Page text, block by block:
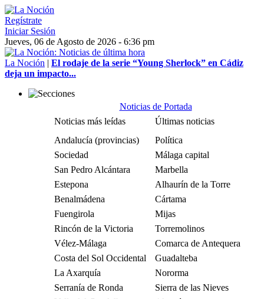
Regístrate
Iniciar Sesión
Jueves, 06 de Agosto de 2026 - 6:36 pm
La Noción | El rodaje de la serie “Young Sherlock” en Cádiz
deja un impacto...
Noticias de Portada
Noticias más leídas
Últimas noticias
Andalucía (provincias)
Política
Sociedad
Málaga capital
San Pedro Alcántara
Marbella
Estepona
Alhaurín de la Torre
Benalmádena
Cártama
Fuengirola
Mijas
Rincón de la Victoria
Torremolinos
Vélez-Málaga
Comarca de Antequera
Costa del Sol Occidental
Guadalteba
La Axarquía
Nororma
Serranía de Ronda
Sierra de las Nieves